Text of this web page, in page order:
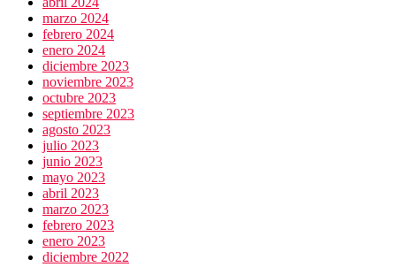
marzo 2024
febrero 2024
enero 2024
diciembre 2023
noviembre 2023
octubre 2023
septiembre 2023
agosto 2023
julio 2023
junio 2023
mayo 2023
abril 2023
marzo 2023
febrero 2023
enero 2023
diciembre 2022